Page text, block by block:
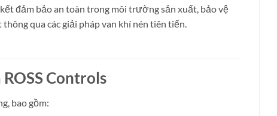
đảm bảo an toàn trong môi trường sản xuất, bảo vệ
qua các giải pháp van khí nén tiên tiến.
Controls
bao gồm: